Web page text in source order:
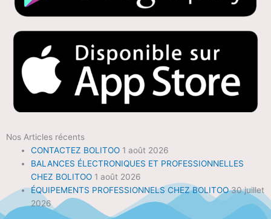
Nos Articles récents
CONTACTEZ BOLITOO 1 août 2026
BALANCES ÉLECTRONIQUES ET PROFESSIONNELLES
CHEZ BOLITOO 1 août 2026
ÉQUIPEMENTS PROFESSIONNELS CHEZ BOLITOO 30 juillet
2026